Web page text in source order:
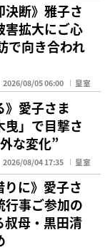
決断》雅子さ
拡大にご心
で向き合われ
2026/08/05 06:00 皇室
》愛子さま
曳」で目撃さ
な変化”
2026/08/04 17:35 皇室
りに》愛子さ
事ご参加の
母・黒田清